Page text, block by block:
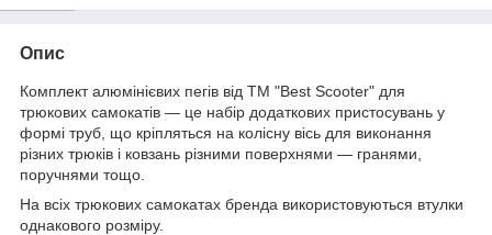
Опис
Комплект алюмінієвих пегів від ТМ "Best Scooter" для
трюкових самокатів — це набір додаткових пристосувань у
формі труб, що кріпляться на колісну вісь для виконання
різних трюків і ковзань різними поверхнями — гранями,
поручнями тощо.
На всіх трюкових самокатах бренда використовуються втулки
однакового розміру.